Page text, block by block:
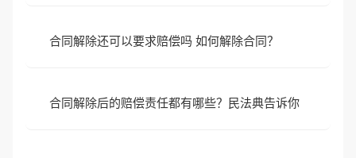
合同解除还可以要求赔偿吗 如何解除合同？
合同解除后的赔偿责任都有哪些？民法典告诉你